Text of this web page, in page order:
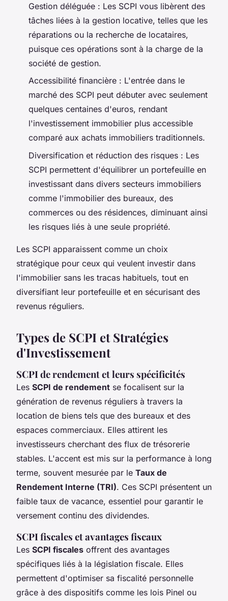
Gestion déléguée : Les SCPI vous libèrent des
tâches liées à la gestion locative, telles que les
réparations ou la recherche de locataires,
puisque ces opérations sont à la charge de la
société de gestion.
Accessibilité financière : L'entrée dans le
marché des SCPI peut débuter avec seulement
quelques centaines d'euros, rendant
l'investissement immobilier plus accessible
comparé aux achats immobiliers traditionnels.
Diversification et réduction des risques : Les
SCPI permettent d'équilibrer un portefeuille en
investissant dans divers secteurs immobiliers
comme l'immobilier des bureaux, des
commerces ou des résidences, diminuant ainsi
les risques liés à une seule propriété.
Les SCPI apparaissent comme un choix
stratégique pour ceux qui veulent investir dans
l'immobilier sans les tracas habituels, tout en
diversifiant leur portefeuille et en sécurisant des
revenus réguliers.
Types de SCPI et Stratégies
d'Investissement
SCPI de rendement et leurs spécificités
Les SCPI de rendement se focalisent sur la
génération de revenus réguliers à travers la
location de biens tels que des bureaux et des
espaces commerciaux. Elles attirent les
investisseurs cherchant des flux de trésorerie
stables. L'accent est mis sur la performance à long
terme, souvent mesurée par le Taux de
Rendement Interne (TRI). Ces SCPI présentent un
faible taux de vacance, essentiel pour garantir le
versement continu des dividendes.
SCPI fiscales et avantages fiscaux
Les SCPI fiscales offrent des avantages
spécifiques liés à la législation fiscale. Elles
permettent d'optimiser sa fiscalité personnelle
grâce à des dispositifs comme les lois Pinel ou